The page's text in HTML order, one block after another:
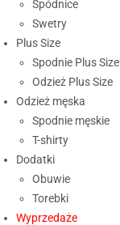
Spódnice
Swetry
Plus Size
Spodnie Plus Size
Odzież Plus Size
Odzież męska
Spodnie męskie
T-shirty
Dodatki
Obuwie
Torebki
Wyprzedaże